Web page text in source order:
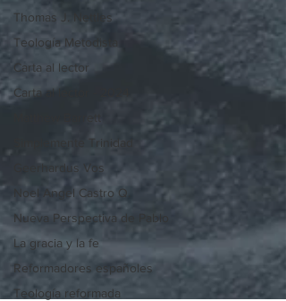
Thomas J. Nettles
Teología Metodista
Carta al lector
Carta al lector - 2024
Simplemente Trinidad
Geerhardus Vos
Noel Angel Castro Q.
Nueva Perspectiva de Pablo
La gracia y la fe
Reformadores españoles
Teología reformada